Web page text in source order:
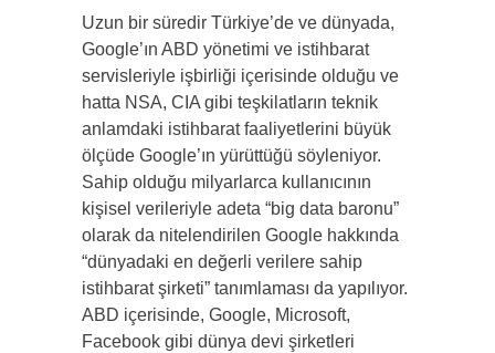
Uzun bir süredir Türkiye’de ve dünyada,
Google’ın ABD yönetimi ve istihbarat
servisleriyle işbirliği içerisinde olduğu ve
hatta NSA, CIA gibi teşkilatların teknik
anlamdaki istihbarat faaliyetlerini büyük
ölçüde Google’ın yürüttüğü söyleniyor.
Sahip olduğu milyarlarca kullanıcının
kişisel verileriyle adeta “big data baronu”
olarak da nitelendirilen Google hakkında
“dünyadaki en değerli verilere sahip
istihbarat şirketi” tanımlaması da yapılıyor.
ABD içerisinde, Google, Microsoft,
Facebook gibi dünya devi şirketleri